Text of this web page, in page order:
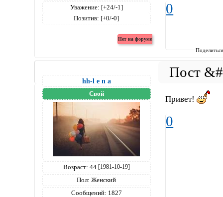
Уважение: [+24/-1]
Позитив: [+0/-0]
0
hh-l e n a
Свой
Возраст: 44 [1981-10-19]
Пол: Женский
Сообщений: 1827
Привет!
0